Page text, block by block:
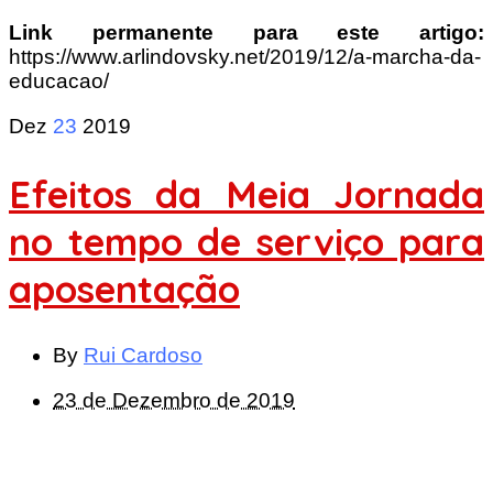
Link permanente para este artigo:
https://www.arlindovsky.net/2019/12/a-marcha-da-
educacao/
Dez 23 2019
Efeitos da Meia Jornada
no tempo de serviço para
aposentação
By Rui Cardoso
23 de Dezembro de 2019